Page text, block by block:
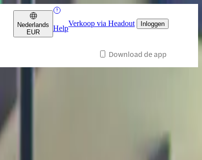
Nederlands
EUR
Help
Verkoop via Headout Inloggen
Download de app